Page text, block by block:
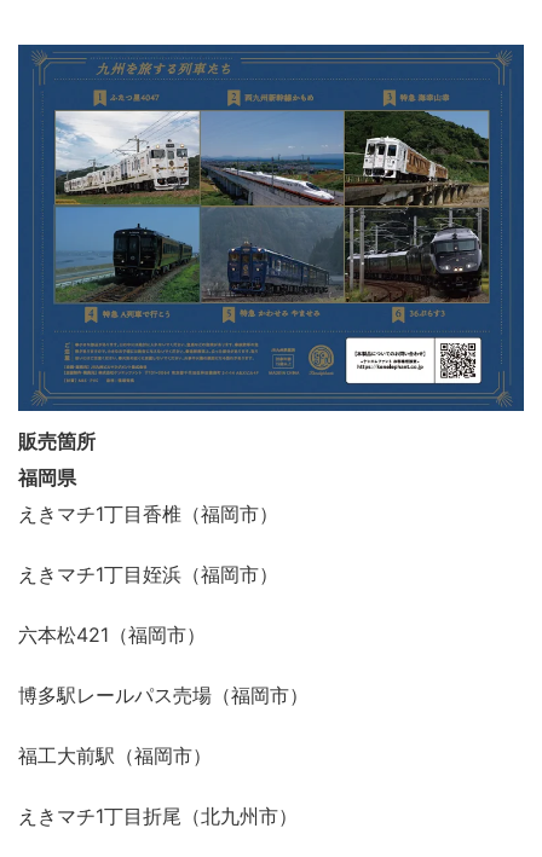
販売箇所
福岡県
えきマチ1丁目香椎（福岡市）
えきマチ1丁目姪浜（福岡市）
六本松421（福岡市）
博多駅レールパス売場（福岡市）
福工大前駅（福岡市）
えきマチ1丁目折尾（北九州市）